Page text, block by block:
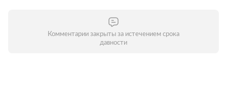
Комментарии закрыты за истечением срока
давности